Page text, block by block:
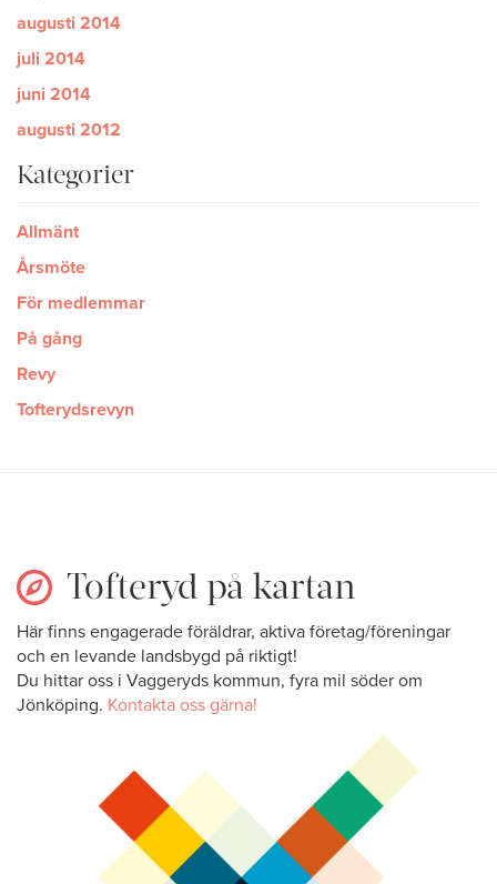
augusti 2014
juli 2014
juni 2014
augusti 2012
Kategorier
Allmänt
Årsmöte
För medlemmar
På gång
Revy
Tofterydsrevyn
Tofteryd på kartan
Här finns engagerade föräldrar, aktiva företag/föreningar
och en levande landsbygd på riktigt!
Du hittar oss i Vaggeryds kommun, fyra mil söder om
Jönköping. Kontakta oss gärna!